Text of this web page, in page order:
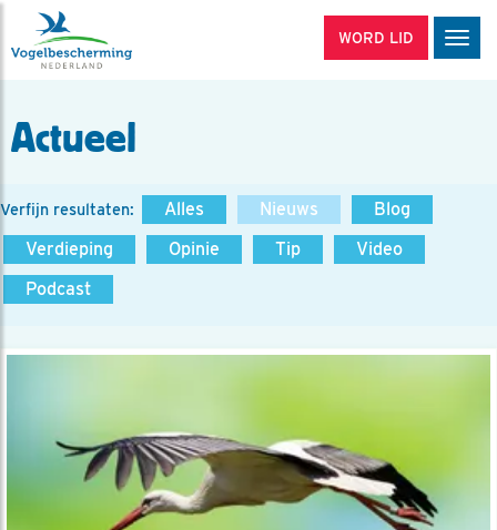
WORD LID
Actueel
Verfijn resultaten: Alles Nieuws
Blog
Verdieping
Opinie Tip
Video
Podcast